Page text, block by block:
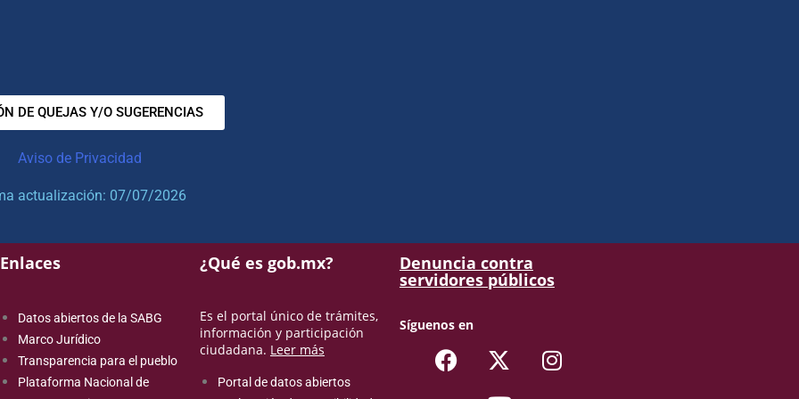
DE QUEJAS Y/O SUGERENCIAS
Aviso de Privacidad
actualización: 07/07/2026
Enlaces
Datos abiertos de la SABG
Marco Jurídico
Transparencia para el pueblo
Plataforma Nacional de
¿Qué es gob.mx?
Es el portal único de trámites,
información y participación
ciudadana. Leer más
Portal de datos abiertos
Denuncia contra
servidores públicos
Síguenos en